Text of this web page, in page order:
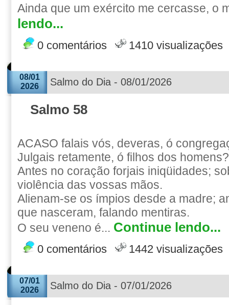
Ainda que um exército me cercasse, o
lendo...
0 comentários 1410 visualizações
08/01
2026
Salmo do Dia - 08/01/2026
Salmo 58
ACASO falais vós, deveras, ó
Julgais retamente, ó filhos dos homens?
Antes no coração forjais iniqüidades;
violência das vossas mãos.
Alienam-se os ímpios desde a madre;
que nasceram, falando mentiras.
O seu veneno é... Continue lendo...
0 comentários 1442 visualizações
07/01
2026
Salmo do Dia - 07/01/2026